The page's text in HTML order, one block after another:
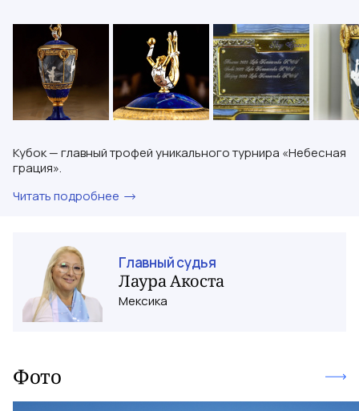
Кубок — главный трофей уникального турнира «Небесная
грация».
Читать подробнее
Главный судья
ЛаураАкоста
Мексика
Фото